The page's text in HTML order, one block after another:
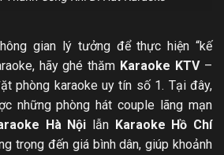
gian lý tưởng để thực hiện “kế
hãy ghé thăm Karaoke KTV–
phòng karaoke uy tín số 1. Tại đây,
những phòng hát couple lãng mạn
Hà Nội lẫn Karaoke Hồ Chí
trọng đến giá bình dân, giúp khoảnh